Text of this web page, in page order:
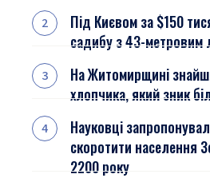
Під Києвом за $150
садибу з 43-метровим
На Житомирщині
хлопчика, який зник
Науковці
скоротити населення
2200 року